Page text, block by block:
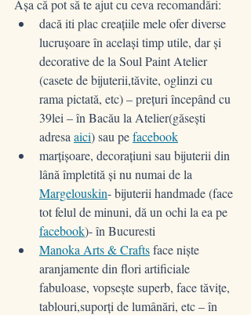
Așa că pot să te ajut cu ceva recomandări:
dacă iti plac creațiile mele ofer diverse
lucrușoare în același timp utile, dar și
decorative de la Soul Paint Atelier
(casete de bijuterii,tăvite, oglinzi cu
rama pictată, etc) – prețuri începând cu
39lei – în Bacău la Atelier(găsești
adresa aici) sau pe facebook
marțișoare, decorațiuni sau bijuterii din
lână împletită și nu numai de la
Margelouskin- bijuterii handmade (face
tot felul de minuni, dă un ochi la ea pe
facebook)- în Bucuresti
Manoka Arts & Crafts face niște
aranjamente din flori artificiale
fabuloase, vopsește superb, face tăvițe,
tablouri,suporți de lumânări, etc – în